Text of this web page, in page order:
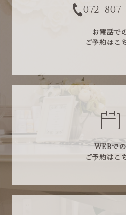
072-
お電話で
ご予約はこ
WEBでの
ご予約はこ